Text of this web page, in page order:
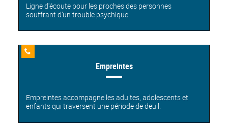
Ligne d'écoute pour les proches des personnes
souffrant d’un trouble psychique.
Empreintes
Empreintes accompagne les adultes, adolescents et
enfants qui traversent une période de deuil.